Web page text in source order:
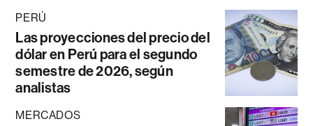
PERÚ
Las proyecciones del precio del
dólar en Perú para el segundo
semestre de 2026, según
analistas
MERCADOS